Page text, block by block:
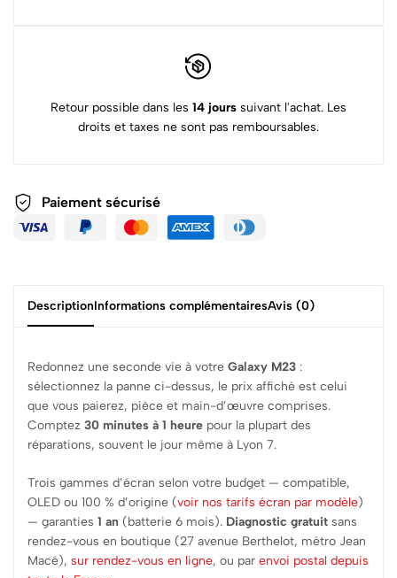
Retour possible dans les 14 jours suivant l'achat. Les
droits et taxes ne sont pas remboursables.
Paiement sécurisé
DescriptionInformations complémentairesAvis (0)
Redonnez une seconde vie à votre Galaxy M23 :
sélectionnez la panne ci-dessus, le prix affiché est celui
que vous paierez, pièce et main-d’œuvre comprises.
Comptez 30 minutes à 1 heure pour la plupart des
réparations, souvent le jour même à Lyon 7.
Trois gammes d’écran selon votre budget — compatible,
OLED ou 100 % d’origine (voir nos tarifs écran par modèle)
— garanties 1 an (batterie 6 mois). Diagnostic gratuit sans
rendez-vous en boutique (27 avenue Berthelot, métro Jean
Macé), sur rendez-vous en ligne, ou par envoi postal depuis